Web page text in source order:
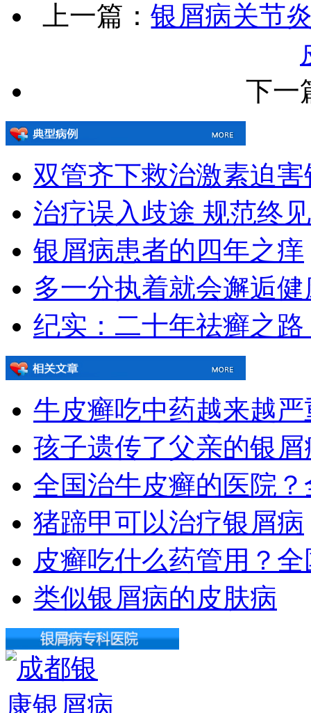
上一篇：银屑病关节
下一
双管齐下救治激素迫
治疗误入歧途 规范终
银屑病患者的四年之痒
多一分执着就会邂逅健
纪实：二十年祛癣之
牛皮癣吃中药越来越严
孩子遗传了父亲的银
全国治牛皮癣的医院
猪蹄甲可以治疗银屑病
皮癣吃什么药管用？
类似银屑病的皮肤病